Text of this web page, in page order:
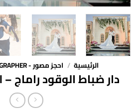
الرئيسية / احجز مصور - BOOK A PHOTOGRAPHER
دار ضباط الوقود راماج – Ramage Hotel